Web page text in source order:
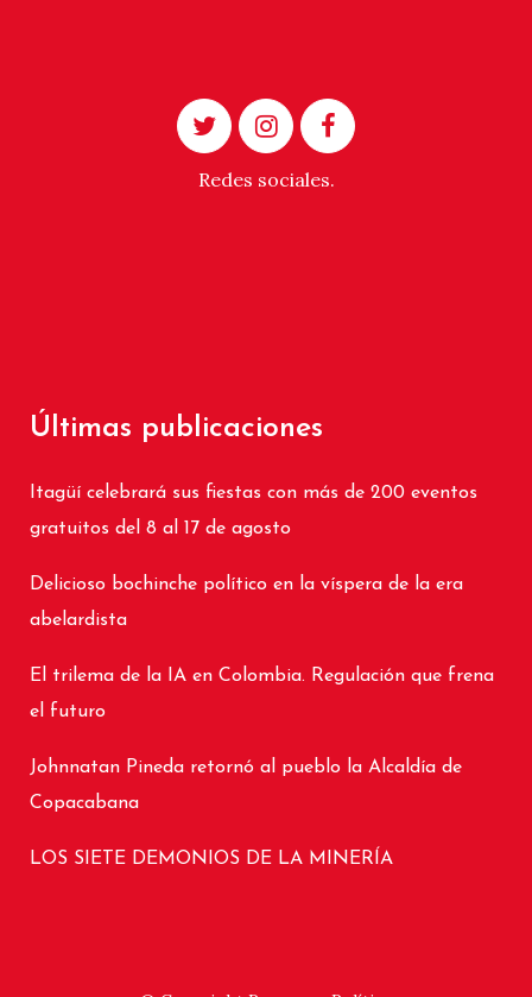
Redes sociales.
Últimas publicaciones
Itagüí celebrará sus fiestas con más de 200 eventos
gratuitos del 8 al 17 de agosto
Delicioso bochinche político en la víspera de la era
abelardista
El trilema de la IA en Colombia. Regulación que frena
el futuro
Johnnatan Pineda retornó al pueblo la Alcaldía de
Copacabana
LOS SIETE DEMONIOS DE LA MINERÍA